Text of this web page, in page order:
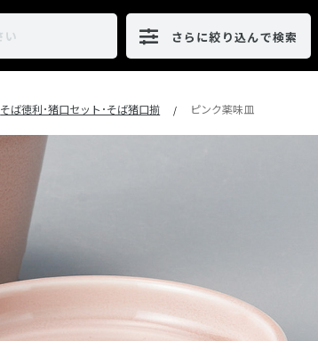
さらに絞り込んで検索
そば徳利･猪口セット･そば猪口揃 / ピンク薬味皿